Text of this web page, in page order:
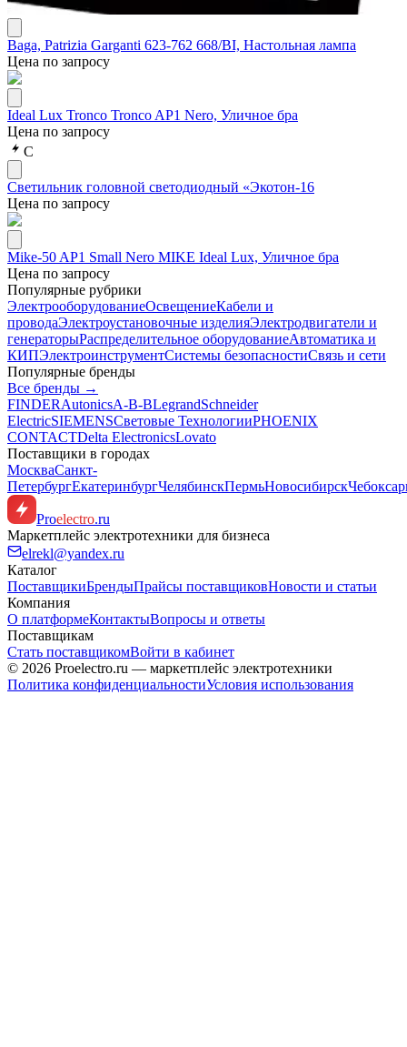
Baga, Patrizia Garganti 623-762 668/BI, Настольная лампа
Цена по запросу
Ideal Lux Tronco Tronco AP1 Nero, Уличное бра
Цена по запросу
С
Светильник головной светодиодный «Экотон-16
Цена по запросу
Mike-50 AP1 Small Nero MIKE Ideal Lux, Уличное бра
Цена по запросу
Популярные рубрики
ЭлектрооборудованиеОсвещениеКабели и
проводаЭлектроустановочные изделияЭлектродвигатели и
генераторыРаспределительное оборудованиеАвтоматика и
КИПЭлектроинструментСистемы безопасностиСвязь и сети
Популярные бренды
Все бренды →
FINDERAutonicsA-B-BLegrandSchneider
ElectricSIEMENSСветовые ТехнологииPHOENIX
CONTACTDelta ElectronicsLovato
Поставщики в городах
МоскваСанкт-
ПетербургЕкатеринбургЧелябинскПермьНовосибирск
Proelectro.ru
Маркетплейс электротехники для бизнеса
elrekl@yandex.ru
Каталог
ПоставщикиБрендыПрайсы поставщиковНовости и статьи
Компания
О платформеКонтактыВопросы и ответы
Поставщикам
Стать поставщикомВойти в кабинет
© 2026 Proelectro.ru — маркетплейс электротехники
Политика конфиденциальностиУсловия использования